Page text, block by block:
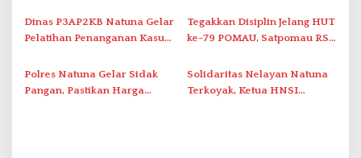
Sukhoi Amankan Udara RI
Wujud Tanggung Jawab
Sosial
Dinas P3AP2KB Natuna Gelar
Pelatihan Penanganan Kasus
Perempuan dan Anak
Tegakkan Disiplin Jelang HUT
ke-79 POMAU, Satpomau RSA
Polres Natuna Gelar Sidak
Pangan, Pastikan Harga
Solidaritas Nelayan Natuna
Terkoyak, Ketua HNSI